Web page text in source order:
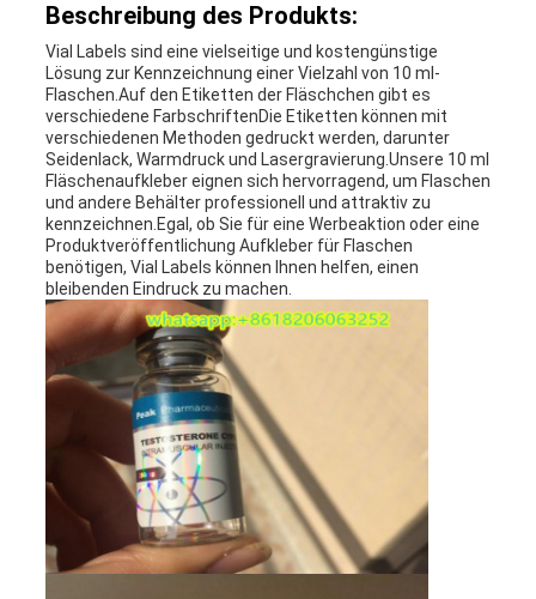
SITEMAP
PRIVACY
POLICY
Beschreibung des Produkts:
Vial Labels sind eine vielseitige und kostengünstige
Lösung zur Kennzeichnung einer Vielzahl von 10 ml-
Flaschen.Auf den Etiketten der Fläschchen gibt es
verschiedene FarbschriftenDie Etiketten können mit
verschiedenen Methoden gedruckt werden, darunter
Seidenlack, Warmdruck und Lasergravierung.Unsere 10 ml
Fläschenaufkleber eignen sich hervorragend, um Flaschen
und andere Behälter professionell und attraktiv zu
kennzeichnen.Egal, ob Sie für eine Werbeaktion oder eine
Produktveröffentlichung Aufkleber für Flaschen
benötigen, Vial Labels können Ihnen helfen, einen
bleibenden Eindruck zu machen.